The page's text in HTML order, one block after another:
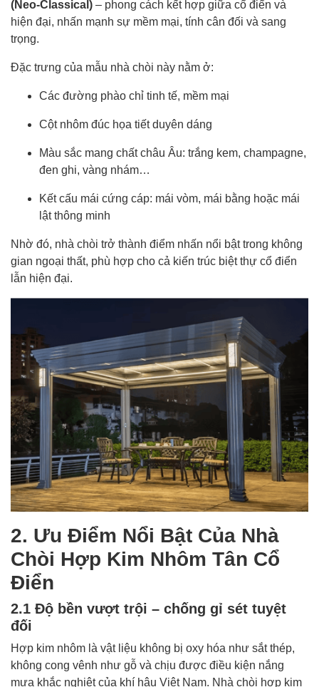
(Neo-Classical) – phong cách kết hợp giữa cổ điển và
hiện đại, nhấn mạnh sự mềm mại, tính cân đối và sang
trọng.
Đặc trưng của mẫu nhà chòi này nằm ở:
Các đường phào chỉ tinh tế, mềm mại
Cột nhôm đúc họa tiết duyên dáng
Màu sắc mang chất châu Âu: trắng kem, champagne,
đen ghi, vàng nhám…
Kết cấu mái cứng cáp: mái vòm, mái bằng hoặc mái
lật thông minh
Nhờ đó, nhà chòi trở thành điểm nhấn nổi bật trong không
gian ngoại thất, phù hợp cho cả kiến trúc biệt thự cổ điển
lẫn hiện đại.
2. Ưu Điểm Nổi Bật Của Nhà
Chòi Hợp Kim Nhôm Tân Cổ
Điển
2.1 Độ bền vượt trội – chống gỉ sét tuyệt
đối
Hợp kim nhôm là vật liệu không bị oxy hóa như sắt thép,
không cong vênh như gỗ và chịu được điều kiện nắng
mưa khắc nghiệt của khí hậu Việt Nam. Nhà chòi hợp kim